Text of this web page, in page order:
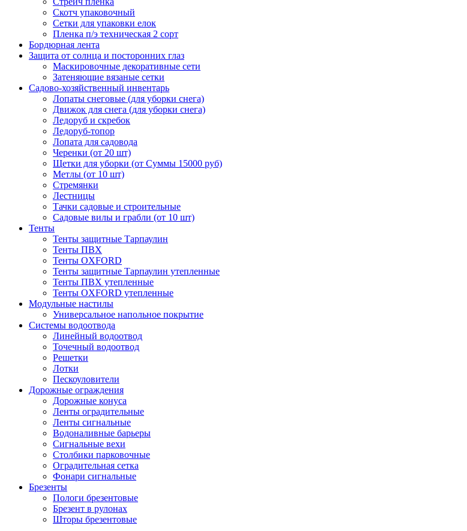
Скотч упаковочный
Сетки для упаковки елок
Пленка п/э техническая 2 сорт
Бордюрная лента
Защита от солнца и посторонних глаз
Маскировочные декоративные сети
Затеняющие вязаные сетки
Садово-хозяйственный инвентарь
Лопаты снеговые (для уборки снега)
Движок для снега (для уборки снега)
Ледоруб и скребок
Ледоруб-топор
Лопата для садовода
Черенки (от 20 шт)
Щетки для уборки (от Суммы 15000 руб)
Метлы (от 10 шт)
Стремянки
Лестницы
Тачки садовые и строительные
Садовые вилы и грабли (от 10 шт)
Тенты
Тенты защитные Тарпаулин
Тенты ПВХ
Тенты OXFORD
Тенты защитные Тарпаулин утепленные
Тенты ПВХ утепленные
Тенты OXFORD утепленные
Модульные настилы
Универсальное напольное покрытие
Системы водоотвода
Линейный водоотвод
Точечный водоотвод
Решетки
Лотки
Пескоуловители
Дорожные ограждения
Дорожные конуса
Ленты оградительные
Ленты сигнальные
Водоналивные барьеры
Сигнальные вехи
Столбики парковочные
Оградительная сетка
Фонари сигнальные
Брезенты
Пологи брезентовые
Брезент в рулонах
Шторы брезентовые